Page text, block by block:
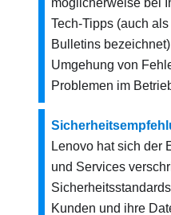
möglicherweise bei
Tech-Tipps (auch
Bulletins
Umgehung von
Problemen im
Lenovo hat sich der
und Services
Kunden und ihre